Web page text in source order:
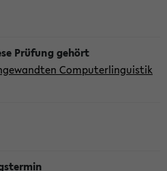
Computerlinguistik